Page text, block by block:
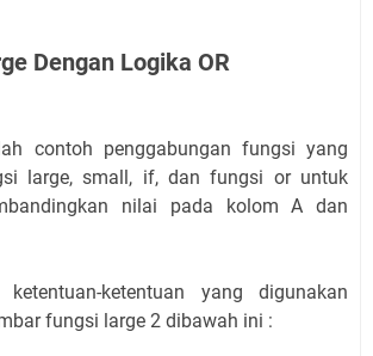
Dengan Logika OR
contoh penggabungan fungsi yang
large, small, if, dan fungsi or untuk
nilai pada kolom A dan
ketentuan yang digunakan
fungsi large 2 dibawah ini :